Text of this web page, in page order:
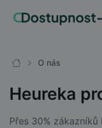
O nás
Heureka
Přes 30%